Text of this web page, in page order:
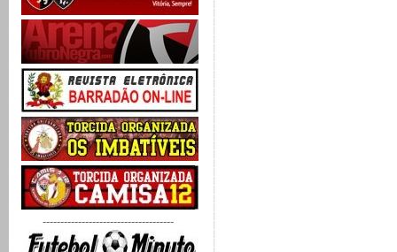
-------------------------------------